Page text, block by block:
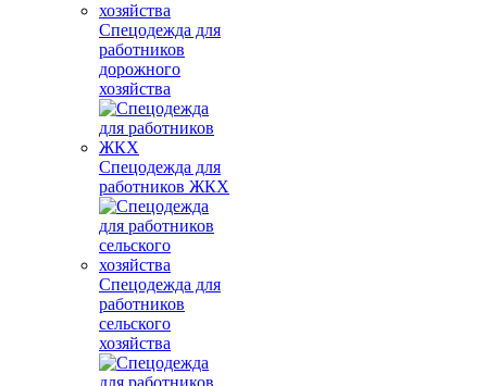
Спецодежда для
работников
дорожного
хозяйства
Спецодежда для
работников ЖКХ
Спецодежда для
работников
сельского
хозяйства